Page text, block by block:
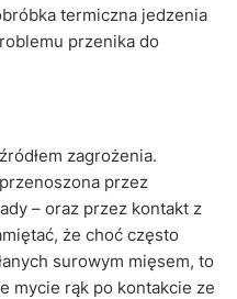
termiczna jedzenia
przenika do
zagrożenia.
przez
– oraz przez kontakt z
że choć często
surowym mięsem, to
mycie rąk po kontakcie ze